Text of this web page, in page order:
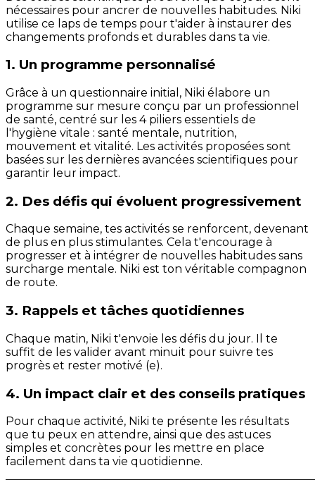
nécessaires pour ancrer de nouvelles habitudes. Niki
utilise ce laps de temps pour t'aider à instaurer des
changements profonds et durables dans ta vie.
1. Un programme personnalisé
Grâce à un questionnaire initial, Niki élabore un
programme sur mesure conçu par un professionnel
de santé, centré sur les 4 piliers essentiels de
l'hygiène vitale : santé mentale, nutrition,
mouvement et vitalité. Les activités proposées sont
basées sur les dernières avancées scientifiques pour
garantir leur impact.
2. Des défis qui évoluent progressivement
Chaque semaine, tes activités se renforcent, devenant
de plus en plus stimulantes. Cela t'encourage à
progresser et à intégrer de nouvelles habitudes sans
surcharge mentale. Niki est ton véritable compagnon
de route.
3. Rappels et tâches quotidiennes
Chaque matin, Niki t'envoie les défis du jour. Il te
suffit de les valider avant minuit pour suivre tes
progrès et rester motivé (e).
4. Un impact clair et des conseils pratiques
Pour chaque activité, Niki te présente les résultats
que tu peux en attendre, ainsi que des astuces
simples et concrètes pour les mettre en place
facilement dans ta vie quotidienne.